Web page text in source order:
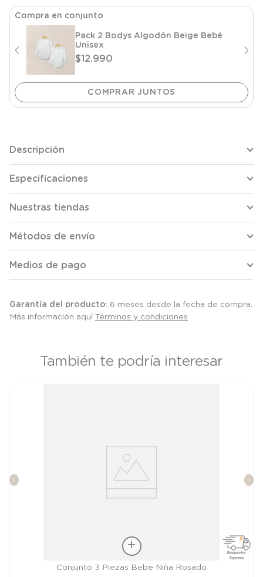
Compra en conjunto
Pack 2 Bodys Algodón Beige Bebé
Unisex
$12.990
Descripción
Especificaciones
Nuestras tiendas
Métodos de envío
Medios de pago
Garantía del producto: 6 meses desde la fecha de compra.
Más información aquí Términos y condiciones
También te podría interesar
Conjunto 3 Piezas Bebe Niña Rosado